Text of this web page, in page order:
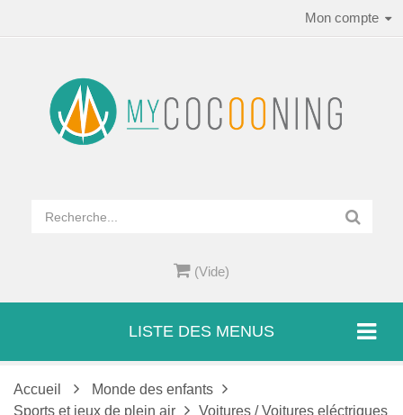
Mon compte
(Vide)
LISTE DES MENUS
Accueil
Monde des enfants
Sports et jeux de plein air
Voitures / Voitures eléctriques